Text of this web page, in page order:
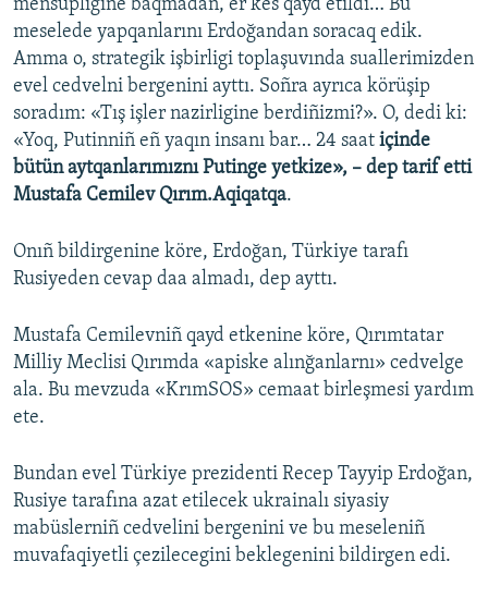
mensüpligine baqmadan, er kes qayd etildi… Bu
meselede yapqanlarını Erdoğandan soracaq edik.
Amma o, strategik işbirligi toplaşuvında suallerimizden
evel cedvelni bergenini ayttı. Soñra ayrıca körüşip
soradım: «Tış işler nazirligine berdiñizmi?». O, dedi ki:
«Yoq, Putinniñ eñ yaqın insanı bar… 24 saat içinde
bütün aytqanlarımıznı Putinge yetkize», – dep tarif etti
Mustafa Cemilev Qırım.Aqiqatqa.
Onıñ bildirgenine köre, Erdoğan, Türkiye tarafı
Rusiyeden cevap daa almadı, dep ayttı.
Mustafa Cemilevniñ qayd etkenine köre, Qırımtatar
Milliy Meclisi Qırımda «apiske alınğanlarnı» cedvelge
ala. Bu mevzuda «KrımSOS» cemaat birleşmesi yardım
ete.
Bundan evel Türkiye prezidenti Recep Tayyip Erdoğan,
Rusiye tarafına azat etilecek ukrainalı siyasiy
mabüslerniñ cedvelini bergenini ve bu meseleniñ
muvafaqiyetli çezilecegini beklegenini bildirgen edi.